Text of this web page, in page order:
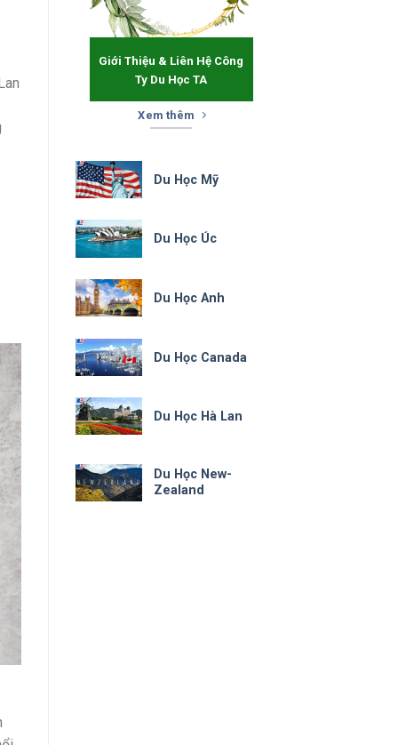
Giới Thiệu & Liên Hệ Công
Ty Du Học TA
Xem thêm
Du Học Mỹ
Du Học Úc
Du Học Anh
Du Học Canada
Du Học Hà Lan
Du Học New-
Zealand